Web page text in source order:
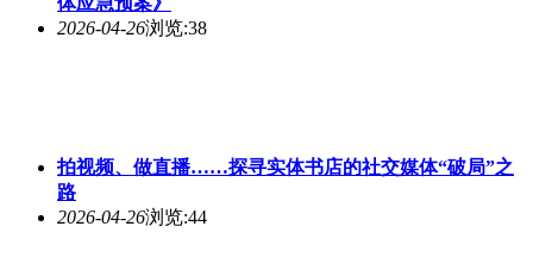
2026-04-26浏览:38
拍视频、做直播……探寻实体书店的社交媒体“破局”之
路
2026-04-26浏览:44